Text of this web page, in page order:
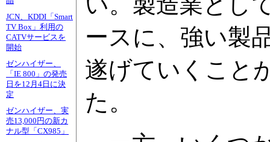
JCN、KDDI「Smart
TV Box」利用の
CATVサービスを
開始
ゼンハイザー、
「IE 800」の発売
日を12月4日に決
定
ゼンハイザー、実
売13,000円の新カ
ナル型「CX985」
ースに、強い製
遂げていくこと
た。